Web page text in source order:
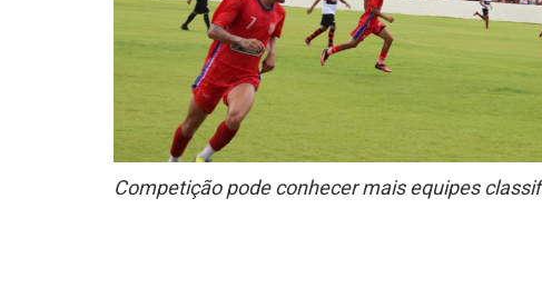
Competição pode conhecer mais equipes